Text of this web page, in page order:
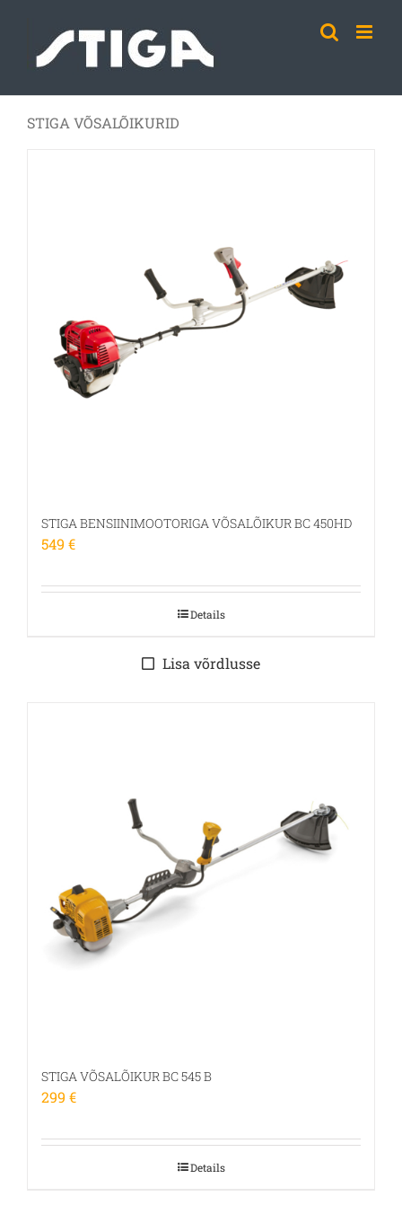
content
STIGA VÕSALÕIKURID
STIGA BENSIINIMOOTORIGA VÕSALÕIKUR BC 450HD
549 €
Details
Lisa võrdlusse
STIGA VÕSALÕIKUR BC 545 B
299 €
Details